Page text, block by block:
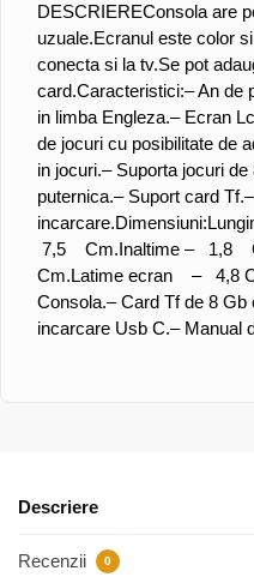
DESCRIEREConsola are
uzuale.Ecranul este color si
conecta si la tv.Se pot
card.Caracteristici:– An de
in limba Engleza.– Ecran
de jocuri cu posibilitate de
in jocuri.– Suporta jocuri de
puternica.– Suport card Tf.
incarcare.Dimensiuni:
7,5 Cm.Inaltime – 1,8
Cm.Latime ecran – 4,8
Consola.– Card Tf de 8 Gb
incarcare Usb C.– Manual
Descriere
Recenzii 0